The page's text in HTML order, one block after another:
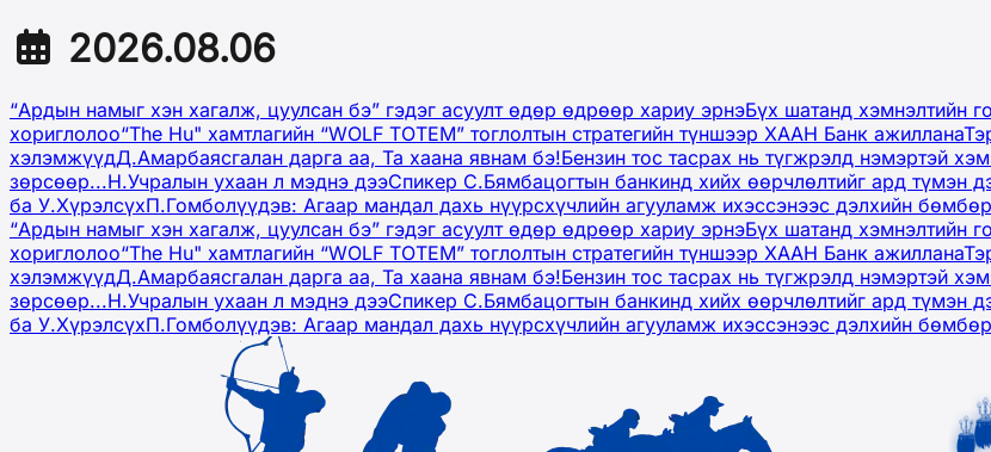
2026.08.06
“Ардын намыг хэн хагалж, цуулсан бэ” гэдэг асуулт өдөр өдрөөр хариу эрнэБүх шатанд хэмнэлтийн
хориглолоо“The Hu" хамтлагийн “WOLF TOTEM” тоглолтын стратегийн түншээр ХААН Банк ажиллана
хэлэмжүүдД.Амарбаясгалан дарга аа, Та хаана явнам бэ!Бензин тос тасрах нь түгжрэлд нэмэртэй
зөрсөөр...Н.Учралын ухаан л мэднэ дээСпикер С.Бямбацогтын банкинд хийх өөрчлөлтийг ард түмэн
ба У.ХүрэлсүхП.Гомболүүдэв: Агаар мандал дахь нүүрсхүчлийн агууламж ихэссэнээс дэлхийн
“Ардын намыг хэн хагалж, цуулсан бэ” гэдэг асуулт өдөр өдрөөр хариу эрнэБүх шатанд хэмнэлтийн
хориглолоо“The Hu" хамтлагийн “WOLF TOTEM” тоглолтын стратегийн түншээр ХААН Банк ажиллана
хэлэмжүүдД.Амарбаясгалан дарга аа, Та хаана явнам бэ!Бензин тос тасрах нь түгжрэлд нэмэртэй
зөрсөөр...Н.Учралын ухаан л мэднэ дээСпикер С.Бямбацогтын банкинд хийх өөрчлөлтийг ард түмэн
ба У.ХүрэлсүхП.Гомболүүдэв: Агаар мандал дахь нүүрсхүчлийн агууламж ихэссэнээс дэлхийн